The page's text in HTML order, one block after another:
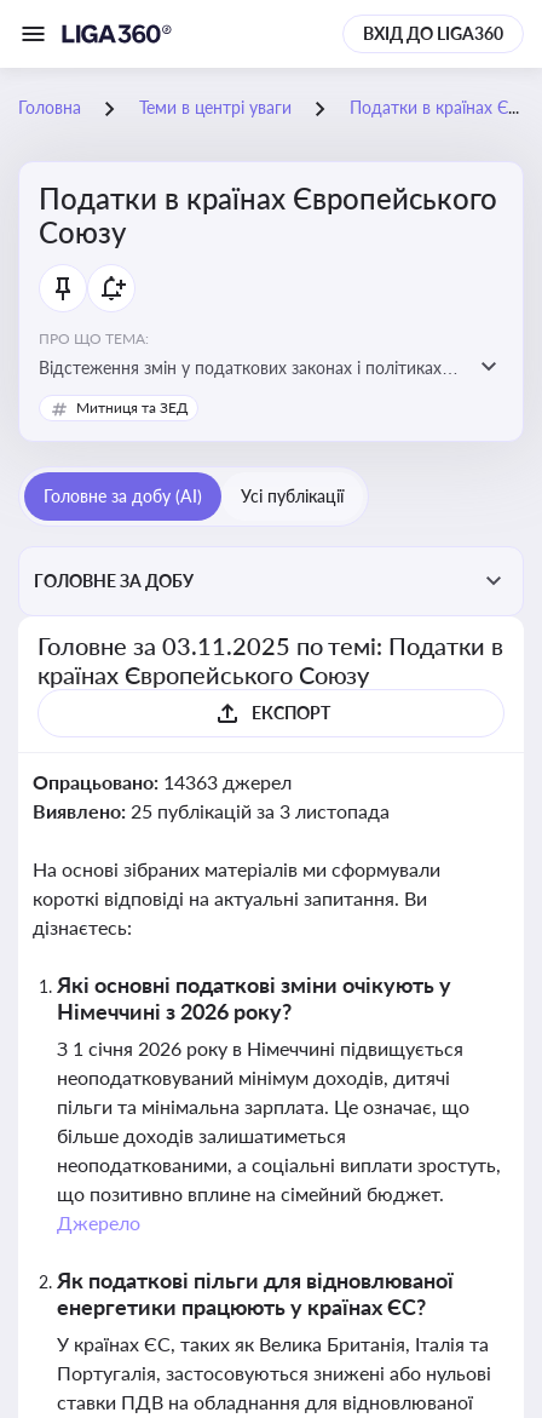
ВХІД ДО LIGA360
Головна Теми в центрі уваги Податки в країнах Європейського Союзу
Податки в країнах Європейського
Союзу
ПРО ЩО ТЕМА:
Відстеження змін у податкових законах і політиках
країн ЄС. Моніторинг кейсів, що впливають на бізнес-
процеси та фінансову звітність
Митниця та ЗЕД
Головне за добу (AI) Усі публікації
ГОЛОВНЕ ЗА ДОБУ
Головне за 03.11.2025 по темі: Податки в
країнах Європейського Союзу
ЕКСПОРТ
Опрацьовано: 14363 джерел
Виявлено: 25 публікацій за 3 листопада
На основі зібраних матеріалів ми сформували
короткі відповіді на актуальні запитання. Ви
дізнаєтесь:
Які основні податкові зміни очікують у
Німеччині з 2026 року?
З 1 січня 2026 року в Німеччині підвищується
неоподатковуваний мінімум доходів, дитячі
пільги та мінімальна зарплата. Це означає, що
більше доходів залишатиметься
неоподаткованими, а соціальні виплати зростуть,
що позитивно вплине на сімейний бюджет.
Джерело
Як податкові пільги для відновлюваної
енергетики працюють у країнах ЄС?
У країнах ЄС, таких як Велика Британія, Італія та
Португалія, застосовуються знижені або нульові
ставки ПДВ на обладнання для відновлюваної